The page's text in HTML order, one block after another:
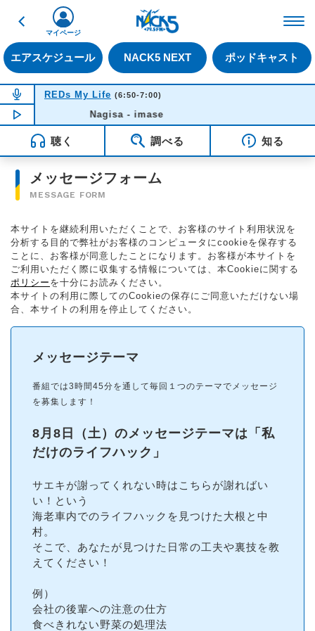
戻る
エアスケジュール NACK5 NEXT ポッドキャスト
マイページ
NOW ON AIR
REDs My Life (6:50-7:00)
NOW PLAYING06:44
Nagisa - imase
聴く 調べる 知る
メッセージフォーム
MESSAGE FORM
本サイトを継続利用いただくことで、お客様のサイト利用状況を
分析する目的で弊社がお客様のコンピュータにcookieを保存する
ことに、お客様が同意したことになります。お客様が本サイトを
ご利用いただく際に収集する情報については、本Cookieに関する
ポリシー を十分にお読みください。
本サイトの利用に際してのCookieの保存にご同意いただけない場
合、本サイトの利用を停止してください。
メッセージテーマ
番組では3時間45分を通して毎回１つのテーマでメッセージ
を募集します！
8月8日（土）のメッセージテーマは 「 私
だけのライフハック 」
サエキが謝ってくれない時はこちらが謝ればい
い！という
海老車内でのライフハックを見つけた大根と中
村。
そこで、あなたが見つけた日常の工夫や裏技を教
えてください！
例）
会社の後輩への注意の仕方
食べきれない野菜の処理法